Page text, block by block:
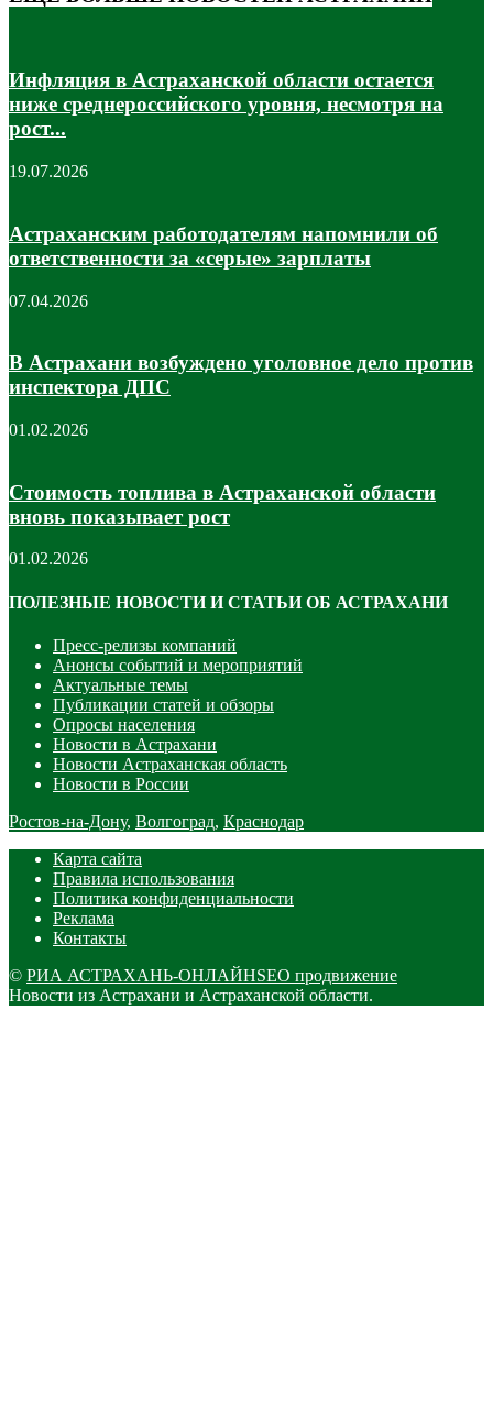
Инфляция в Астраханской области остается
ниже среднероссийского уровня, несмотря на
рост...
19.07.2026
Астраханским работодателям напомнили об
ответственности за «серые» зарплаты
07.04.2026
В Астрахани возбуждено уголовное дело против
инспектора ДПС
01.02.2026
Стоимость топлива в Астраханской области
вновь показывает рост
01.02.2026
ПОЛЕЗНЫЕ НОВОСТИ И СТАТЬИ ОБ АСТРАХАНИ
Пресс-релизы компаний
Анонсы событий и мероприятий
Актуальные темы
Публикации статей и обзоры
Опросы населения
Новости в Астрахани
Новости Астраханская область
Новости в России
Ростов-на-Дону, Волгоград, Краснодар
Карта сайта
Правила использования
Политика конфиденциальности
Реклама
Контакты
© РИА АСТРАХАНЬ-ОНЛАЙНSEO продвижение
Новости из Астрахани и Астраханской области.